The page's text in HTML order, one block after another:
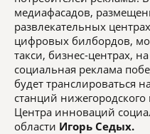
медиафасадов,
развлекательных
цифровых билбордов,
такси, бизнес-центрах,
социальная реклама
будет транслироваться
станций
Центра инноваций
области Игорь Седых.